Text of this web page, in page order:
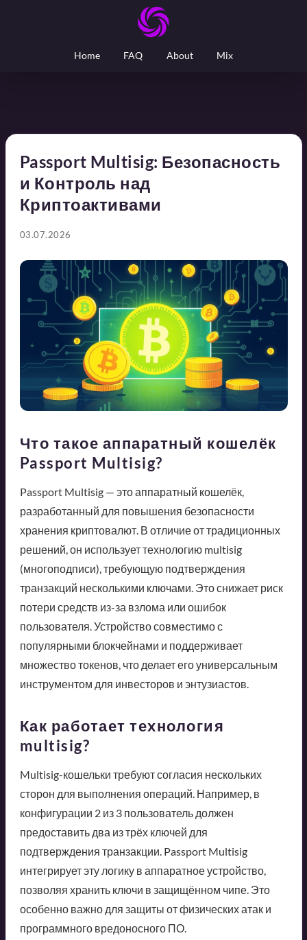
Home FAQ About Mix
Passport Multisig: Безопасность
и Контроль над
Криптоактивами
03.07.2026
Что такое аппаратный кошелёк
Passport Multisig?
Passport Multisig — это аппаратный кошелёк,
разработанный для повышения безопасности
хранения криптовалют. В отличие от традиционных
решений, он использует технологию multisig
(многоподписи), требующую подтверждения
транзакций несколькими ключами. Это снижает риск
потери средств из-за взлома или ошибок
пользователя. Устройство совместимо с
популярными блокчейнами и поддерживает
множество токенов, что делает его универсальным
инструментом для инвесторов и энтузиастов.
Как работает технология
multisig?
Multisig-кошельки требуют согласия нескольких
сторон для выполнения операций. Например, в
конфигурации 2 из 3 пользователь должен
предоставить два из трёх ключей для
подтверждения транзакции. Passport Multisig
интегрирует эту логику в аппаратное устройство,
позволяя хранить ключи в защищённом чипе. Это
особенно важно для защиты от физических атак и
программного вредоносного ПО.